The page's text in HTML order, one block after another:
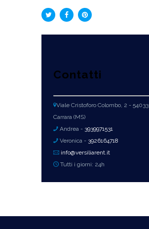
Contatti
Viale Cristoforo Colombo, 2 - 54033
Carrara (MS)
Andrea - 3939971531
Veronica - 3926164718
info@versiliarent.it
Tutti i giorni: 24h